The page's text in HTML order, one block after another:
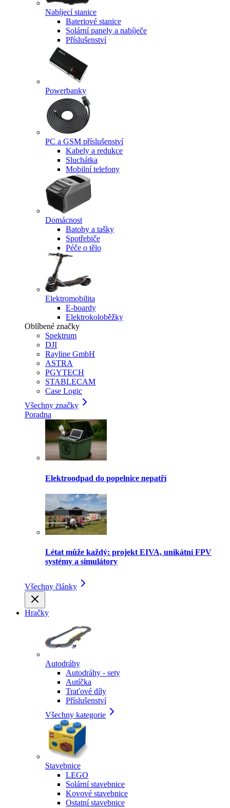
Nabíjecí stanice
Bateriové stanice
Solární panely a nabíječe
Příslušenství
Powerbanky
PC a GSM příslušenství
Kabely a redukce
Sluchátka
Mobilní telefony
Domácnost
Batohy a tašky
Spotřebiče
Péče o tělo
Elektromobilita
E-boardy
Elektrokoloběžky
Oblíbené značky
Spektrum
DJI
Rayline GmbH
ASTRA
PGYTECH
STABLECAM
Case Logic
Všechny značky
Poradna
Elektroodpad do popelnice nepatří
Létat může každý: projekt EIVA, unikátní FPV
systémy a simulátory
Všechny články
Hračky
Autodráhy
Autodráhy - sety
Autíčka
Traťové díly
Příslušenství
Všechny kategorie
Stavebnice
LEGO
Solární stavebnice
Kovové stavebnice
Ostatní stavebnice